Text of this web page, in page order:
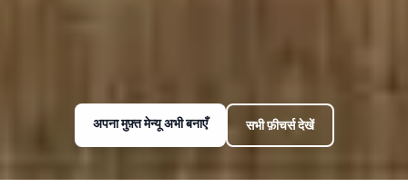
अपना मुफ़्त मेन्यू अभी बनाएँ सभी फ़ीचर्स देखें